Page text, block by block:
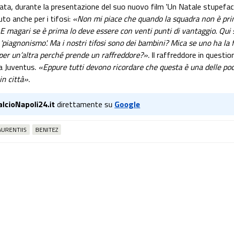
durante la presentazione del suo nuovo film 'Un Natale
anche per i tifosi: «Non mi piace che quando la squadra non è
magari se è prima lo deve essere con venti punti di vantaggio. Qui
Ma i nostri tifosi sono dei bambini? Mica se uno ha la
un’altra perché prende un raffreddore?». Il raffreddore in
Juventus. «Eppure tutti devono ricordare che questa è una delle
città».
direttamente su Google
BENITEZ